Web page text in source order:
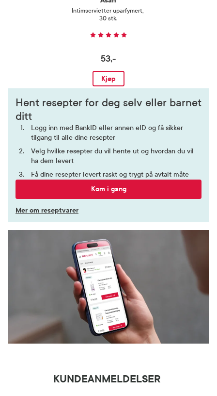
Intimservietter uparfymert,
30 stk.
53,-
Kjøp
Hent resepter for deg selv eller barnet
ditt
Logg inn med BankID eller annen eID og få sikker
tilgang til alle dine resepter
Velg hvilke resepter du vil hente ut og hvordan du vil
ha dem levert
Få dine resepter levert raskt og trygt på avtalt måte
Kom i gang
Mer om reseptvarer
KUNDEANMELDELSER